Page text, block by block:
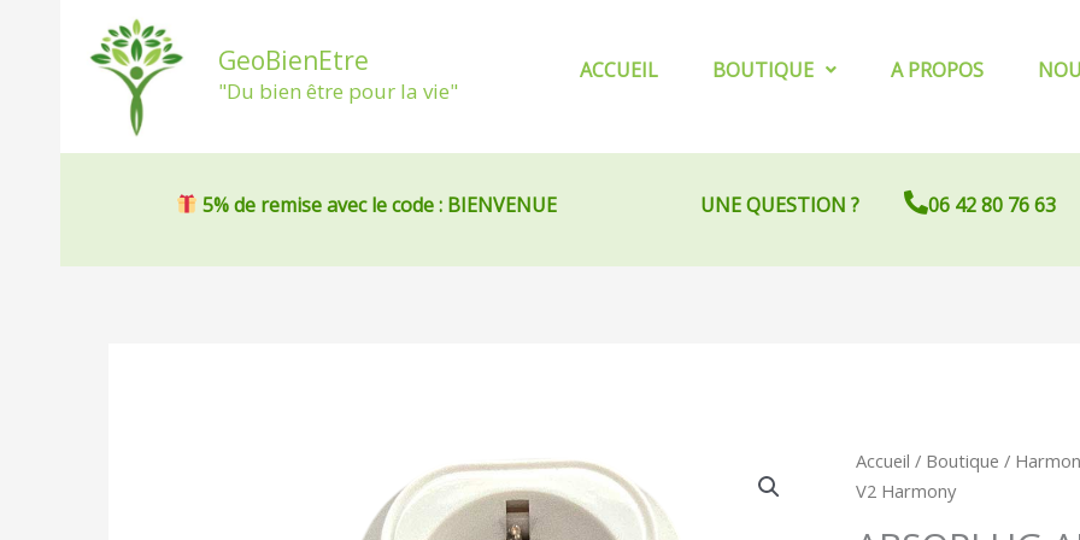
GeoBienEtre
"Du bien être pour la vie"
ACCUEIL BOUTIQUE A PROPOS
5% de remiseavec le code : BIENVENUE UNE QUESTION ? 06 42 80 76 63
Accueil / Boutique /
V2 Harmony
quantité
de